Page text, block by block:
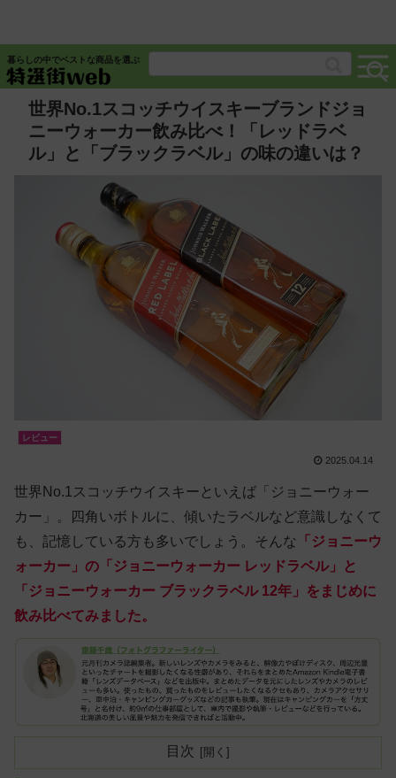
暮らしの中でベストな商品を選ぶ
世界No.1スコッチウイスキーブランドジョ
ニーウォーカー飲み比べ！「レッドラベ
ル」と「ブラックラベル」の味の違いは？
レビュー
2025.04.14
世界No.1スコッチウイスキーといえば「ジョニーウォー
カー」。四角いボトルに、傾いたラベルなど意識しなくて
も、記憶している方も多いでしょう。そんな 「ジョニーウ
ォーカー」の「ジョニーウォーカー レッドラベル」と
「ジョニーウォーカー ブラックラベル 12年」をまじめに
飲み比べてみました。
目次